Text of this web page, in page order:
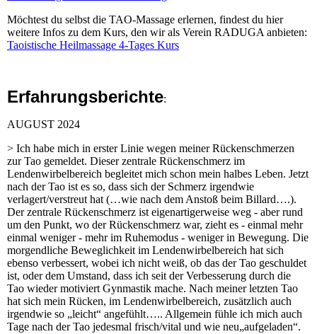
Möchtest du selbst die TAO-Massage erlernen, findest du hier
weitere Infos zu dem Kurs, den wir als Verein RADUGA anbieten:
Taoistische Heilmassage 4-Tages Kurs
Erfahrungsberichte:
AUGUST 2024
> Ich habe mich in erster Linie wegen meiner Rückenschmerzen
zur Tao gemeldet. Dieser zentrale Rückenschmerz im
Lendenwirbelbereich begleitet mich schon mein halbes Leben. Jetzt
nach der Tao ist es so, dass sich der Schmerz irgendwie
verlagert/verstreut hat (…wie nach dem Anstoß beim Billard….).
Der zentrale Rückenschmerz ist eigenartigerweise weg - aber rund
um den Punkt, wo der Rückenschmerz war, zieht es - einmal mehr
einmal weniger - mehr im Ruhemodus - weniger in Bewegung. Die
morgendliche Beweglichkeit im Lendenwirbelbereich hat sich
ebenso verbessert, wobei ich nicht weiß, ob das der Tao geschuldet
ist, oder dem Umstand, dass ich seit der Verbesserung durch die
Tao wieder motiviert Gynmastik mache. Nach meiner letzten Tao
hat sich mein Rücken, im Lendenwirbelbereich, zusätzlich auch
irgendwie so „leicht“ angefühlt….. Allgemein fühle ich mich auch
Tage nach der Tao jedesmal frisch/vital und wie neu„aufgeladen“.